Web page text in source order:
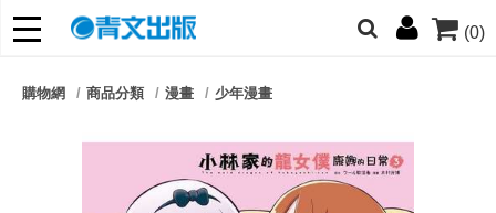
(0)
朋友們，提高警覺！
購物網 商品分類 漫畫 少年漫畫